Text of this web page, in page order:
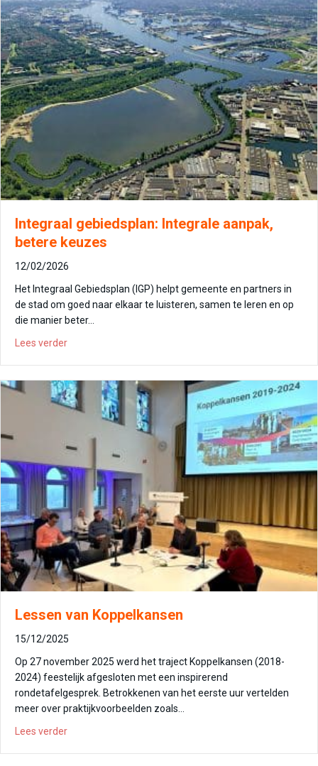
Integraal gebiedsplan: Integrale aanpak,
betere keuzes
12/02/2026
Het Integraal Gebiedsplan (IGP) helpt gemeente en partners in
de stad om goed naar elkaar te luisteren, samen te leren en op
die manier beter…
Lees verderabout Integraal gebiedsplan: Integrale aanpak, betere
Lessen van Koppelkansen
15/12/2025
Op 27 november 2025 werd het traject Koppelkansen (2018-
2024) feestelijk afgesloten met een inspirerend
rondetafelgesprek. Betrokkenen van het eerste uur vertelden
meer over praktijkvoorbeelden zoals…
Lees verderabout Lessen van Koppelkansen